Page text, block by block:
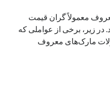
معمولاً گران قیمت
در زیر، برخی از عواملی که
مارک‌های معروف